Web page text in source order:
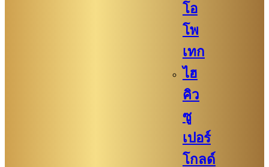
โอ
โพ
เทก
ไฮ
คิว​​
ซู
เปอร์
โกลด์